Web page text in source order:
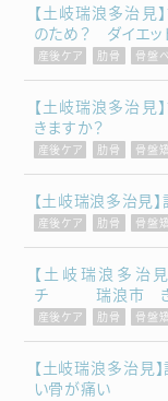
【土岐瑞浪多治
のため？ ダイエッ
産後ケア 肋骨 骨盤
【土岐瑞浪多治
きますか？
産後ケア 肋骨 骨盤
【土岐瑞浪多治見
産後ケア 肋骨 骨盤
【土岐瑞浪多
チ 瑞浪市 き
産後ケア 肋骨 骨盤
【土岐瑞浪多治
い骨が痛い